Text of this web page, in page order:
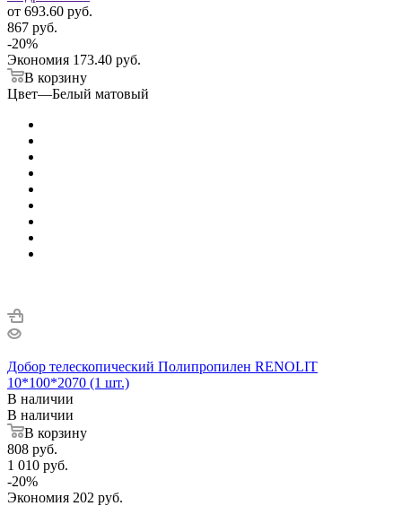
от 693.60 руб.
867 руб.
-20%
Экономия 173.40 руб.
В корзину
Цвет—Белый матовый
Добор телескопический Полипропилен RENOLIT
10*100*2070 (1 шт.)
В наличии
В наличии
В корзину
808 руб.
1 010 руб.
-20%
Экономия 202 руб.